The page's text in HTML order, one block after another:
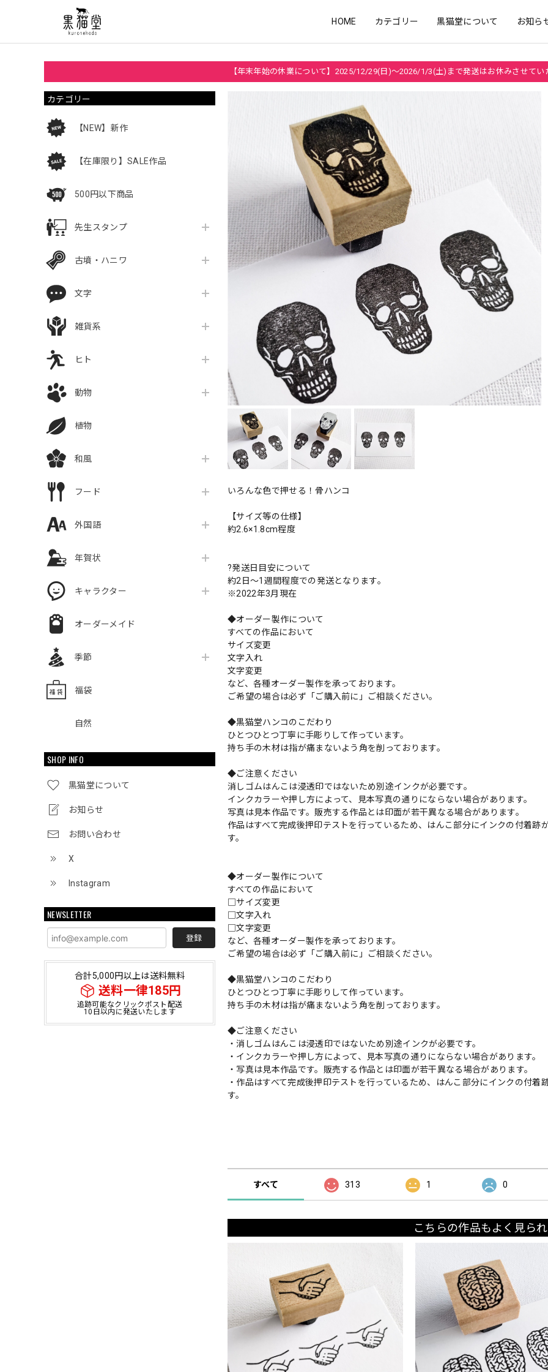
HOME カテゴリー 黒猫堂について お知ら
【年末年始の休業について】2025/12/29(日)～2026/1/3(土)まで発送はお休みさせてい
カテゴリー
【NEW】新作
【在庫限り】SALE作品
500円以下商品
先生スタンプ
古墳・ハニワ
文字
雑貨系
ヒト
動物
植物
和風
フード
外国語
年賀状
キャラクター
オーダーメイド
季節
福袋
自然
SHOP INFO
黒猫堂について
お知らせ
お問い合わせ
X
Instagram
NEWSLETTER
登録
合計5,000円以上は送料無料
送料一律185円
追跡可能なクリックポスト配送
10日以内に発送いたします
いろんな色で押せる！骨ハンコ
【サイズ等の仕様】
約2.6×1.8cm程度
?発送日目安について
約2日〜1週間程度での発送となります。
※2022年3月現在
◆オーダー製作について
すべての作品において
サイズ変更
文字入れ
文字変更
など、各種オーダー製作を承っております。
ご希望の場合は必ず「ご購入前に」ご相談ください。
◆黒猫堂ハンコのこだわり
ひとつひとつ丁寧に手彫りして作っています。
持ち手の木材は指が痛まないよう角を削っております。
◆ご注意ください
消しゴムはんこは浸透印ではないため別途インクが必要です。
インクカラーや押し方によって、見本写真の通りにならない場合があります。
写真は見本作品です。販売する作品とは印面が若干異なる場合があります。
作品はすべて完成後押印テストを行っているため、はんこ部分にインクの付着
す。
◆オーダー製作について
すべての作品において
□サイズ変更
□文字入れ
□文字変更
など、各種オーダー製作を承っております。
ご希望の場合は必ず「ご購入前に」ご相談ください。
◆黒猫堂ハンコのこだわり
ひとつひとつ丁寧に手彫りして作っています。
持ち手の木材は指が痛まないよう角を削っております。
◆ご注意ください
・消しゴムはんこは浸透印ではないため別途インクが必要です。
・インクカラーや押し方によって、見本写真の通りにならない場合があります。
・写真は見本作品です。販売する作品とは印面が若干異なる場合があります。
・作品はすべて完成後押印テストを行っているため、はんこ部分にインクの付
す。
すべて 313 1 0
こちらの作品もよく見ら